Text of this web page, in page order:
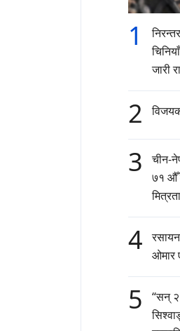
1
जारी
2
3
चीन-
७१ औँ
4
ओमार
5
“सन्